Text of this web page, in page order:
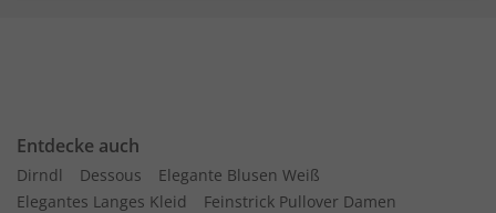
Entdecke auch
Dirndl Dessous
Elegante Blusen Weiß
Elegantes Langes Kleid
Feinstrick Pullover Damen